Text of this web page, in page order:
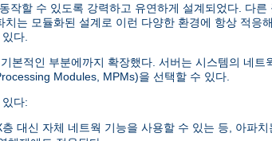
작할 수 있도록 강력하고 유연하게 설계되었다. 다
는 모듈화된 설계로 이런 다양한 환경에 항상 적응
다.
본적인 부분에까지 확장했다. 서버는 시스템의 네
Modules, MPMs)을 선택할 수 있다.
다:
대신 자체 네트웍 기능을 사용할 수 있는 등, 아파